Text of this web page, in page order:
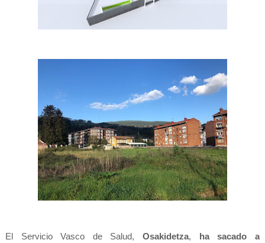
El Servicio Vasco de Salud,Osakidetza, ha sacado a